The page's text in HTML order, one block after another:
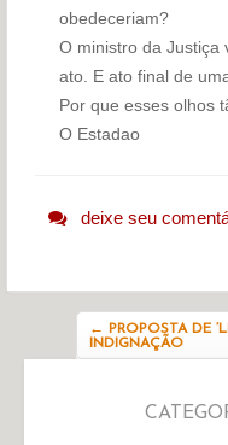
obedeceriam?
O ministro da Justiça
ato. E ato final de
Por que esses olhos
O Estadao
deixe seu
←
PROPOSTA DE
INDIGNAÇÃO